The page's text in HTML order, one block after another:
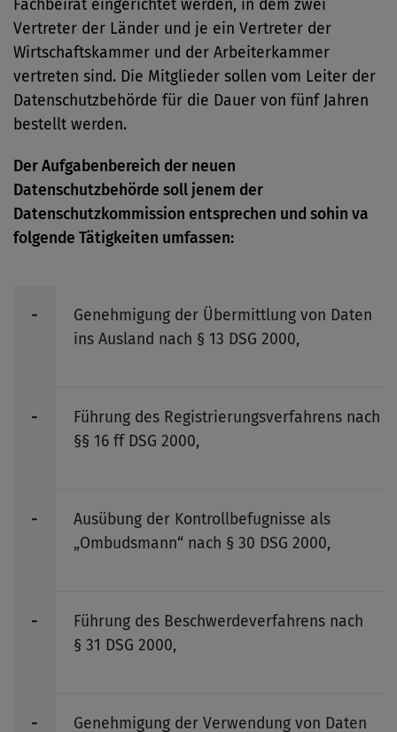
Fachbeirat eingerichtet werden, in dem zwei
Vertreter der Länder und je ein Vertreter der
Wirtschaftskammer und der Arbeiterkammer
vertreten sind. Die Mitglieder sollen vom Leiter der
Datenschutzbehörde für die Dauer von fünf Jahren
bestellt werden.
Der Aufgabenbereich der neuen
Datenschutzbehörde soll jenem der
Datenschutzkommission entsprechen und sohin va
folgende Tätigkeiten umfassen:
-
Genehmigung der Übermittlung von Daten
ins Ausland nach § 13 DSG 2000,
-
Führung des Registrierungsverfahrens nach
§§ 16 ff DSG 2000,
-
Ausübung der Kontrollbefugnisse als
„Ombudsmann“ nach § 30 DSG 2000,
-
Führung des Beschwerdeverfahrens nach
§ 31 DSG 2000,
- Genehmigung der Verwendung von Daten